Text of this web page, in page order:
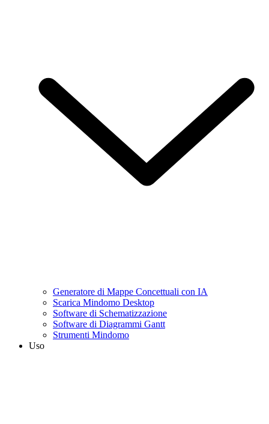
Generatore di Mappe Concettuali con IA
Scarica Mindomo Desktop
Software di Schematizzazione
Software di Diagrammi Gantt
Strumenti Mindomo
Uso